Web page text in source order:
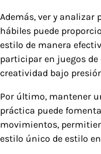
Además, ver y analizar
hábiles puede
estilo de manera
participar en juegos
creatividad bajo
Por último, mantener
práctica puede
movimientos,
estilo único de estilo